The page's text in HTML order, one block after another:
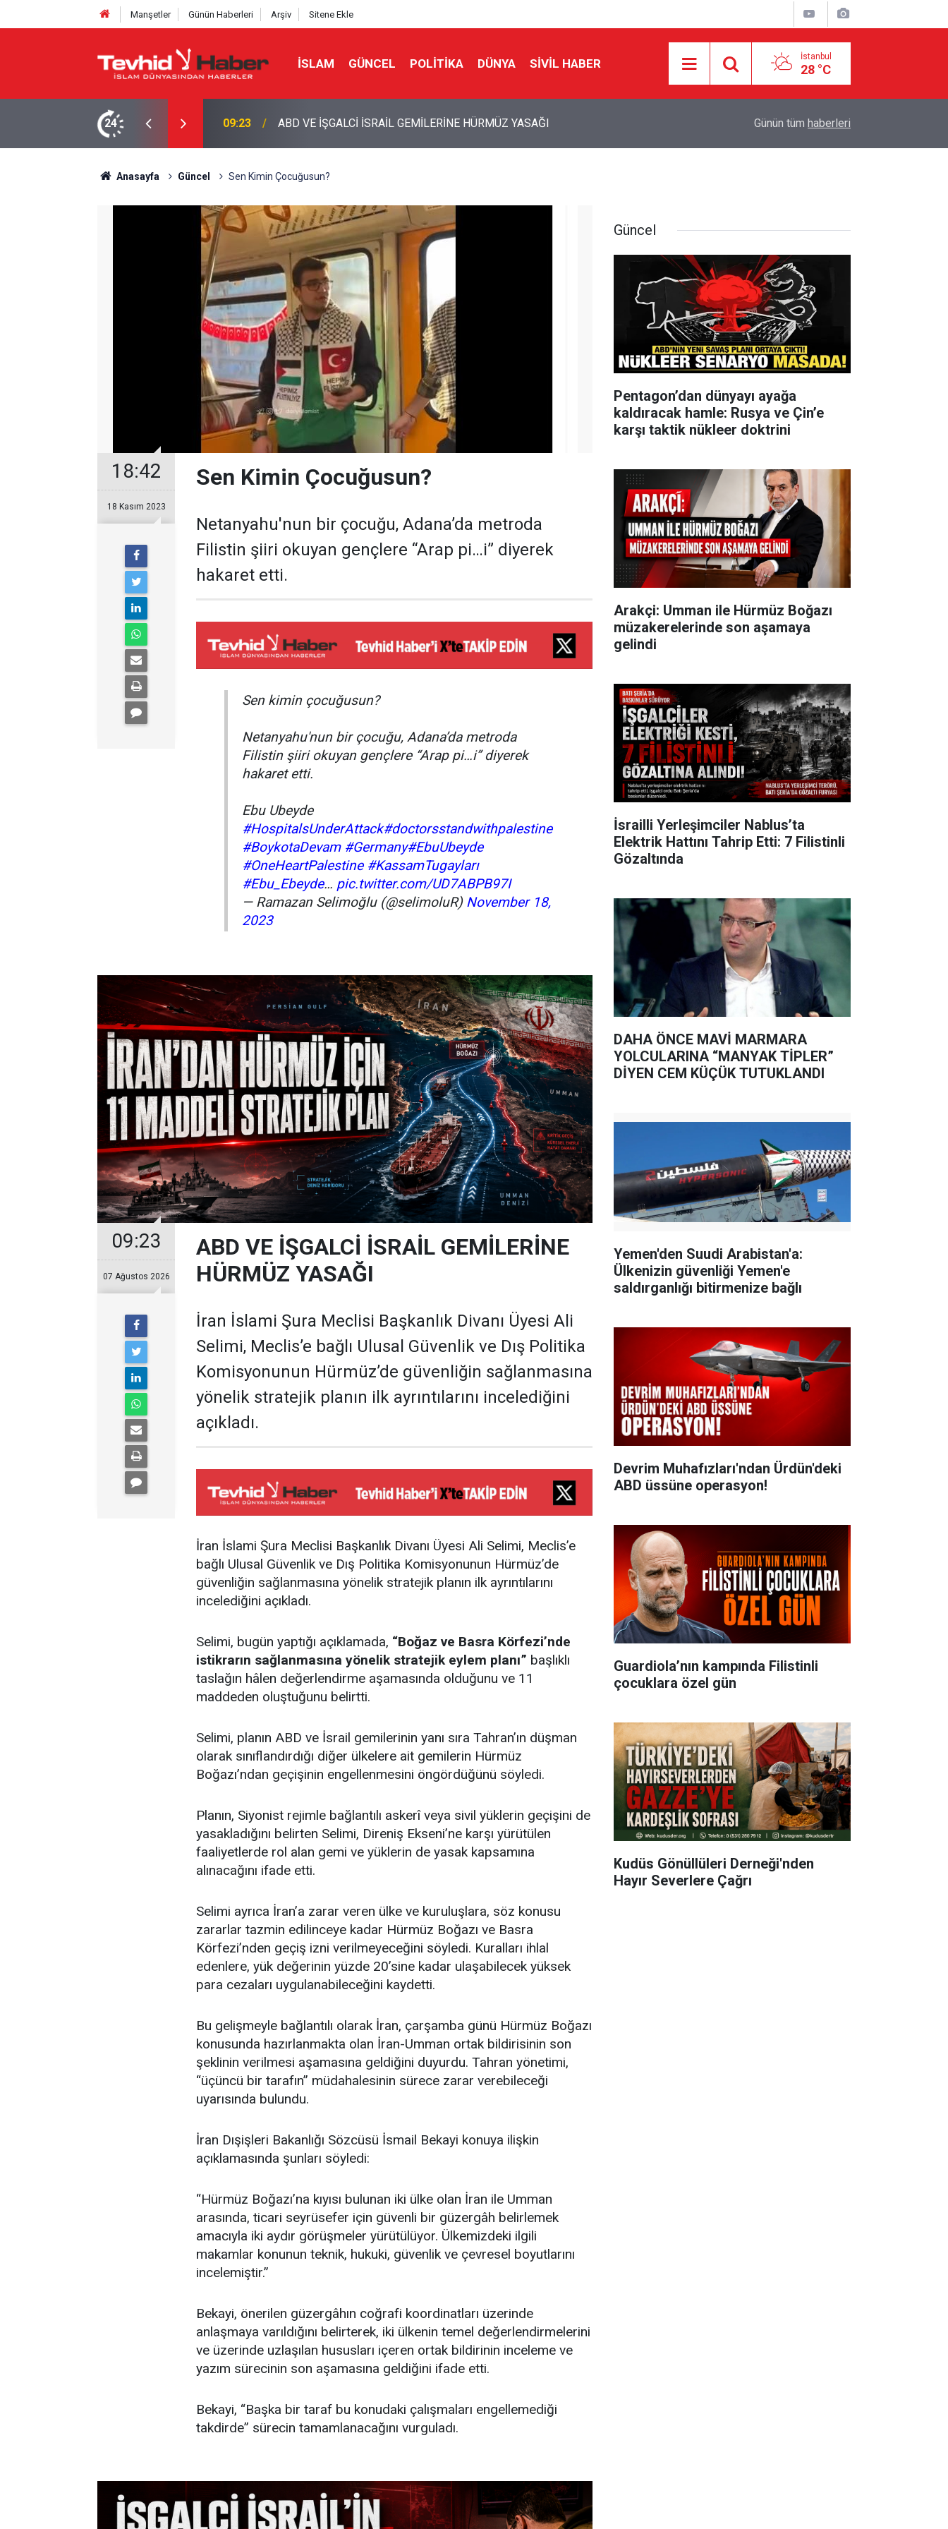
Manşetler Günün Haberleri Arşiv Sitene Ekle
İSLAM GÜNCEL POLITIKA DÜNYA SIVIL HABER İstanbul
28 °C
24
HÜRMÜZ YASAĞI 09:08 İŞGALCİ İSRAİL’İN İRAN PLANI DUVARA TOSLADI Makale: Muhasara İçindeki Topraklarda Aşk.
Günün tüm haberleri
Anasayfa Güncel Sen Kimin Çocuğusun?
18:42
18 Kasım 2023
Sen Kimin Çocuğusun?
Netanyahu'nun bir çocuğu, Adana’da metroda
Filistin şiiri okuyan gençlere “Arap pi…i” diyerek
hakaret etti.
Sen kimin çocuğusun?
Netanyahu'nun bir çocuğu, Adana’da metroda
Filistin şiiri okuyan gençlere “Arap pi…i” diyerek
hakaret etti.
Ebu Ubeyde
#HospitalsUnderAttack#doctorsstandwithpalestine
#BoykotaDevam #Germany#EbuUbeyde
#OneHeartPalestine #KassamTugayları
#Ebu_Ebeyde… pic.twitter.com/UD7ABPB97I
— Ramazan Selimoğlu (@selimoluR) November 18,
2023
09:23
07 Ağustos 2026
ABD VE İŞGALCİ İSRAİL GEMİLERİNE
HÜRMÜZ YASAĞI
İran İslami Şura Meclisi Başkanlık Divanı Üyesi Ali
Selimi, Meclis’e bağlı Ulusal Güvenlik ve Dış Politika
Komisyonunun Hürmüz’de güvenliğin sağlanmasına
yönelik stratejik planın ilk ayrıntılarını incelediğini
açıkladı.
İran İslami Şura Meclisi Başkanlık Divanı Üyesi Ali Selimi, Meclis’e
bağlı Ulusal Güvenlik ve Dış Politika Komisyonunun Hürmüz’de
güvenliğin sağlanmasına yönelik stratejik planın ilk ayrıntılarını
incelediğini açıkladı.
Selimi, bugün yaptığı açıklamada, “Boğaz ve Basra Körfezi’nde
istikrarın sağlanmasına yönelik stratejik eylem planı” başlıklı
taslağın hâlen değerlendirme aşamasında olduğunu ve 11
maddeden oluştuğunu belirtti.
Selimi, planın ABD ve İsrail gemilerinin yanı sıra Tahran’ın düşman
olarak sınıflandırdığı diğer ülkelere ait gemilerin Hürmüz
Boğazı’ndan geçişinin engellenmesini öngördüğünü söyledi.
Planın, Siyonist rejimle bağlantılı askerî veya sivil yüklerin geçişini de
yasakladığını belirten Selimi, Direniş Ekseni’ne karşı yürütülen
faaliyetlerde rol alan gemi ve yüklerin de yasak kapsamına
alınacağını ifade etti.
Selimi ayrıca İran’a zarar veren ülke ve kuruluşlara, söz konusu
zararlar tazmin edilinceye kadar Hürmüz Boğazı ve Basra
Körfezi’nden geçiş izni verilmeyeceğini söyledi. Kuralları ihlal
edenlere, yük değerinin yüzde 20’sine kadar ulaşabilecek yüksek
para cezaları uygulanabileceğini kaydetti.
Bu gelişmeyle bağlantılı olarak İran, çarşamba günü Hürmüz Boğazı
konusunda hazırlanmakta olan İran-Umman ortak bildirisinin son
şeklinin verilmesi aşamasına geldiğini duyurdu. Tahran yönetimi,
“üçüncü bir tarafın” müdahalesinin sürece zarar verebileceği
uyarısında bulundu.
İran Dışişleri Bakanlığı Sözcüsü İsmail Bekayi konuya ilişkin
açıklamasında şunları söyledi:
“Hürmüz Boğazı’na kıyısı bulunan iki ülke olan İran ile Umman
arasında, ticari seyrüsefer için güvenli bir güzergâh belirlemek
amacıyla iki aydır görüşmeler yürütülüyor. Ülkemizdeki ilgili
makamlar konunun teknik, hukuki, güvenlik ve çevresel boyutlarını
incelemiştir.”
Bekayi, önerilen güzergâhın coğrafi koordinatları üzerinde
anlaşmaya varıldığını belirterek, iki ülkenin temel değerlendirmelerini
ve üzerinde uzlaşılan hususları içeren ortak bildirinin inceleme ve
yazım sürecinin son aşamasına geldiğini ifade etti.
Bekayi, “Başka bir taraf bu konudaki çalışmaları engellemediği
takdirde” sürecin tamamlanacağını vurguladı.
Güncel
Pentagon’dan dünyayı ayağa
kaldıracak hamle: Rusya ve Çin’e
karşı taktik nükleer doktrini
Arakçi: Umman ile Hürmüz Boğazı
müzakerelerinde son aşamaya
gelindi
İsrailli Yerleşimciler Nablus’ta
Elektrik Hattını Tahrip Etti: 7 Filistinli
Gözaltında
DAHA ÖNCE MAVİ MARMARA
YOLCULARINA “MANYAK TİPLER”
DİYEN CEM KÜÇÜK TUTUKLANDI
Yemen'den Suudi Arabistan'a:
Ülkenizin güvenliği Yemen'e
saldırganlığı bitirmenize bağlı
Devrim Muhafızları'ndan Ürdün'deki
ABD üssüne operasyon!
Guardiola’nın kampında Filistinli
çocuklara özel gün
Kudüs Gönüllüleri Derneği'nden
Hayır Severlere Çağrı